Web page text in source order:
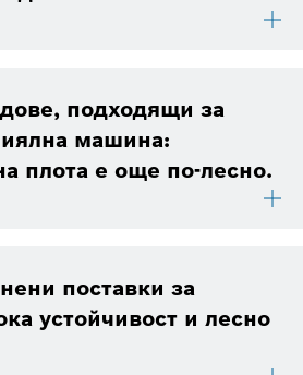
подходящи за
машина:
плота е още по-лесно.
поставки за
устойчивост и лесно